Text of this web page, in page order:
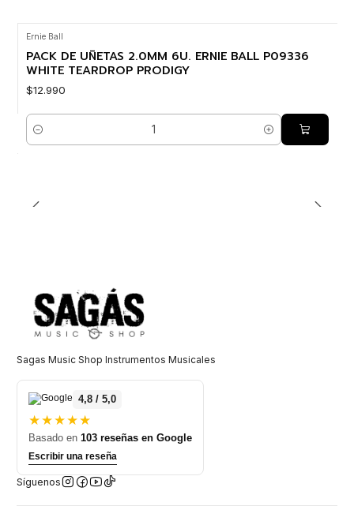
Ernie Ball
PACK DE UÑETAS 2.0MM 6U. ERNIE BALL P09336
WHITE TEARDROP PRODIGY
$12.990
Cantidad
Sagas Music Shop Instrumentos Musicales
4,8 / 5,0
★★★★★
Basado en 103 reseñas en Google
Escribir una reseña
Síguenos